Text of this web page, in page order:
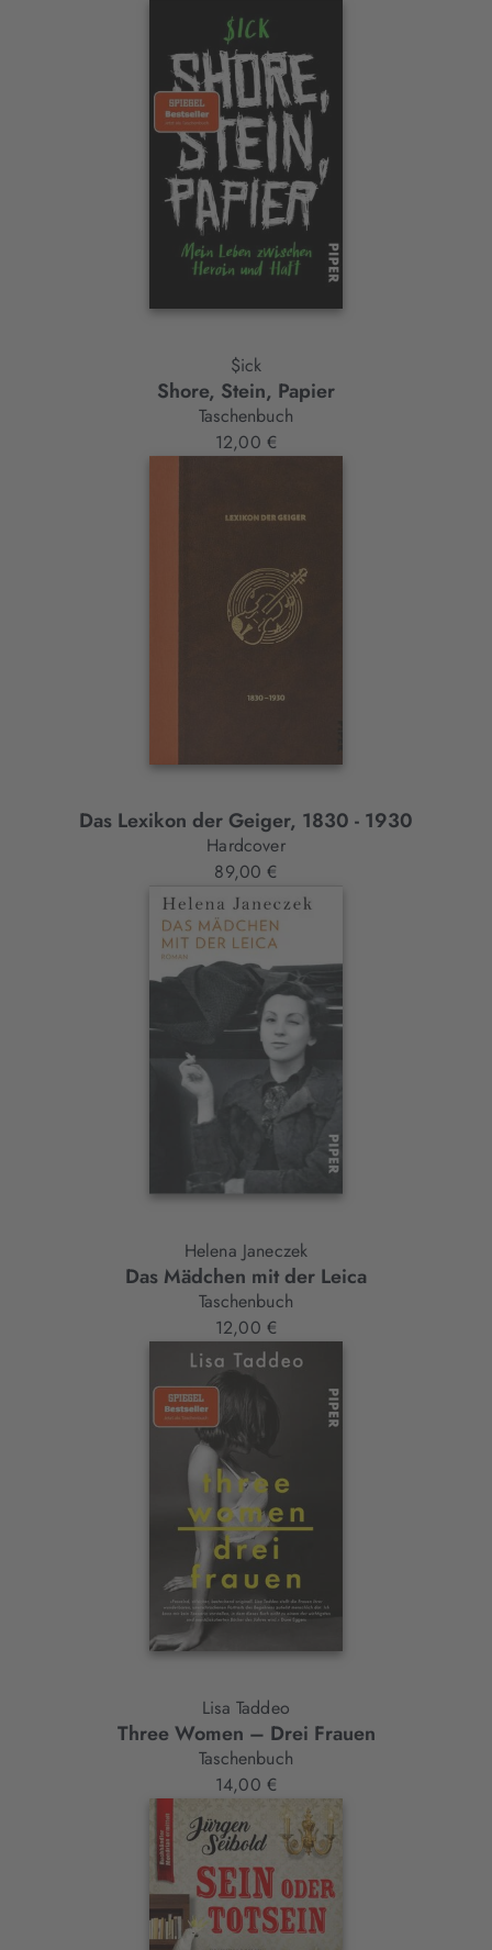
$ick
Shore, Stein, Papier
Taschenbuch
12,00 €
Das Lexikon der Geiger, 1830 - 1930
Hardcover
89,00 €
Helena Janeczek
Das Mädchen mit der Leica
Taschenbuch
12,00 €
Lisa Taddeo
Three Women – Drei Frauen
Taschenbuch
14,00 €